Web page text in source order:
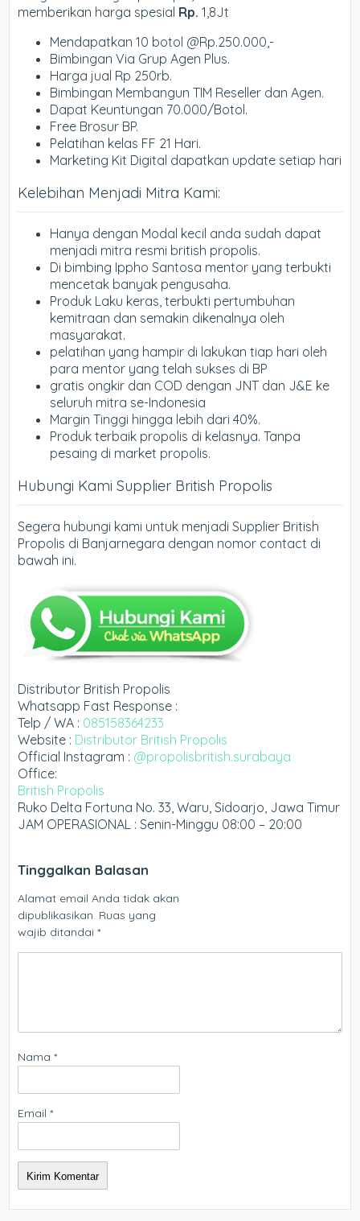
memberikan harga spesial Rp. 1,8Jt
Mendapatkan 10 botol @Rp.250.000,-
Bimbingan Via Grup Agen Plus.
Harga jual Rp 250rb.
Bimbingan Membangun TIM Reseller dan Agen.
Dapat Keuntungan 70.000/Botol.
Free Brosur BP.
Pelatihan kelas FF 21 Hari.
Marketing Kit Digital dapatkan update setiap hari
Kelebihan Menjadi Mitra Kami:
Hanya dengan Modal kecil anda sudah dapat
menjadi mitra resmi british propolis.
Di bimbing Ippho Santosa mentor yang terbukti
mencetak banyak pengusaha.
Produk Laku keras, terbukti pertumbuhan
kemitraan dan semakin dikenalnya oleh
masyarakat.
pelatihan yang hampir di lakukan tiap hari oleh
para mentor yang telah sukses di BP
gratis ongkir dan COD dengan JNT dan J&E ke
seluruh mitra se-Indonesia
Margin Tinggi hingga lebih dari 40%.
Produk terbaik propolis di kelasnya. Tanpa
pesaing di market propolis.
Hubungi Kami Supplier British Propolis
Segera hubungi kami untuk menjadi Supplier British
Propolis di Banjarnegara dengan nomor contact di
bawah ini.
Distributor British Propolis
Whatsapp Fast Response :
Telp / WA : 085158364233
Website : Distributor British Propolis
Official Instagram : @propolisbritish.surabaya
Office:
British Propolis
Ruko Delta Fortuna No. 33, Waru, Sidoarjo, Jawa Timur
JAM OPERASIONAL : Senin-Minggu 08:00 – 20:00
Tinggalkan Balasan
Alamat email Anda tidak akan
dipublikasikan. Ruas yang
wajib ditandai*
Nama*
Email*